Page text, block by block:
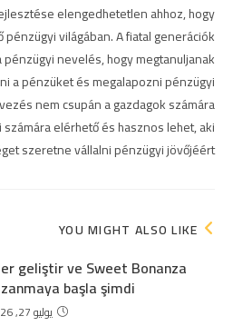
elengedhetetlen ahhoz, hogy
világában. A fiatal generációk
nevelés, hogy megtanuljanak
a pénzüket és megalapozni pénzügyi
nem csupán a gazdagok számára
elérhető és hasznos lehet, aki
szeretne vállalni pénzügyi jövőjéért.
YOU MIGHT ALSO LIKE
geliştir ve Sweet Bonanza
başla şimdi
يوليو 27, 2026